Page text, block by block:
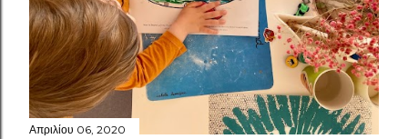
Απριλίου 06, 2020